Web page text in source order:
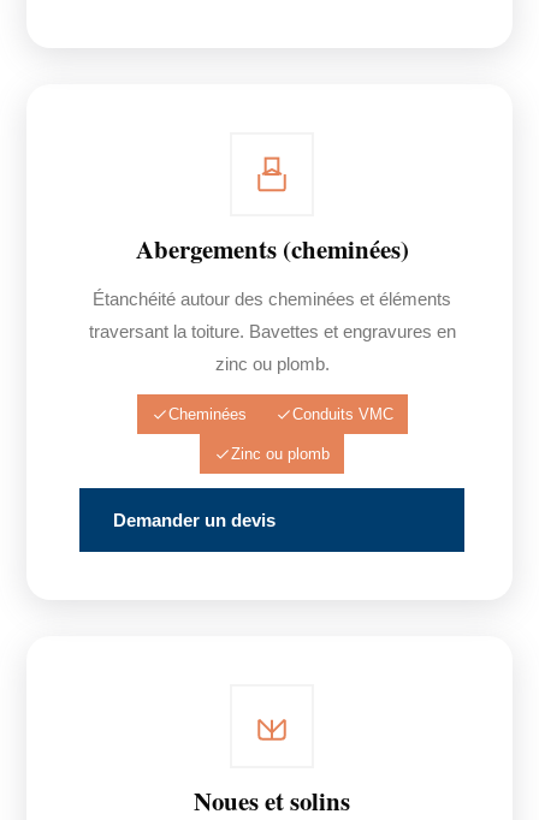
Abergements (cheminées)
Étanchéité autour des cheminées et éléments
traversant la toiture. Bavettes et engravures en
zinc ou plomb.
Cheminées Conduits VMC
Zinc ou plomb
Demander un devis
Noues et solins